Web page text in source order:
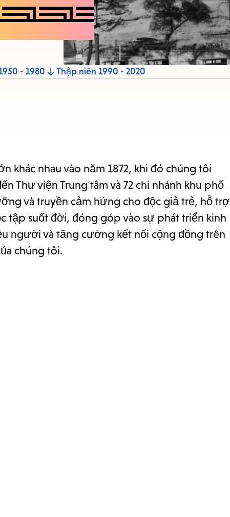
and
Escape
to
close
the
- 1980 Thập niên 1990 - 2020
khác nhau vào năm 1872, khi đó chúng tôi
Thư viện Trung tâm và 72 chi nhánh khu phố
và truyền cảm hứng cho độc giả trẻ, hỗ trợ
tập suốt đời, đóng góp vào sự phát triển kinh
người và tăng cường kết nối cộng đồng trên
chúng tôi.